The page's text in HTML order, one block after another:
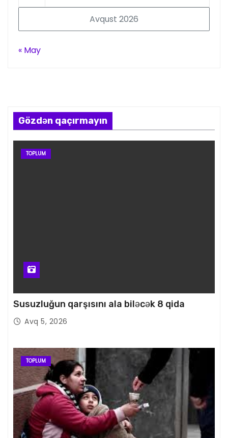
Avqust 2026
« May
Gözdən qaçırmayın
TOPLUM
Susuzluğun qarşısını ala biləcək 8 qida
Avq 5, 2026
TOPLUM